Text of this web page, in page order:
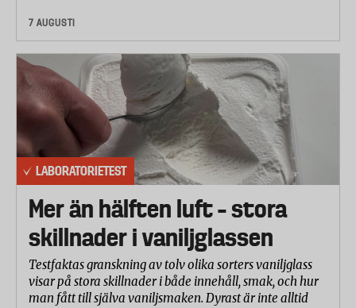
7 AUGUSTI
LABORATORIETEST
Mer än hälften luft – stora
skillnader i vaniljglassen
Testfaktas granskning av tolv olika sorters vaniljglass
visar på stora skillnader i både innehåll, smak, och hur
man fått till själva vaniljsmaken. Dyrast är inte alltid